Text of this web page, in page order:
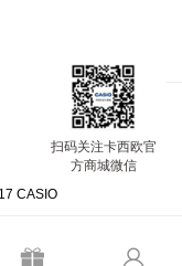
扫码关注卡西欧官
方商城微信
CASIO